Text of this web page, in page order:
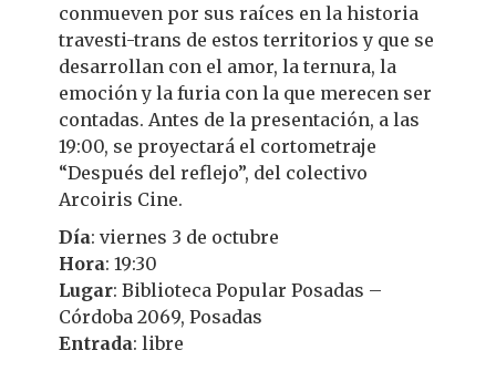
conmueven por sus raíces en la historia
travesti-trans de estos territorios y que se
desarrollan con el amor, la ternura, la
emoción y la furia con la que merecen ser
contadas. Antes de la presentación, a las
19:00, se proyectará el cortometraje
“Después del reflejo”, del colectivo
Arcoiris Cine.
Día: viernes 3 de octubre
Hora: 19:30
Lugar: Biblioteca Popular Posadas –
Córdoba 2069, Posadas
Entrada: libre